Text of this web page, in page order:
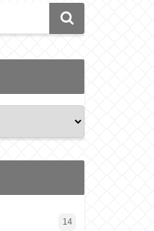
14